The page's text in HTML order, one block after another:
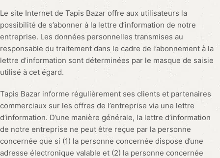
Le site Internet de Tapis Bazar offre aux utilisateurs la
possibilité de s’abonner à la lettre d’information de notre
entreprise. Les données personnelles transmises au
responsable du traitement dans le cadre de l’abonnement à la
lettre d’information sont déterminées par le masque de saisie
utilisé à cet égard.
Tapis Bazar informe régulièrement ses clients et partenaires
commerciaux sur les offres de l’entreprise via une lettre
d’information. D’une manière générale, la lettre d’information
de notre entreprise ne peut être reçue par la personne
concernée que si (1) la personne concernée dispose d’une
adresse électronique valable et (2) la personne concernée